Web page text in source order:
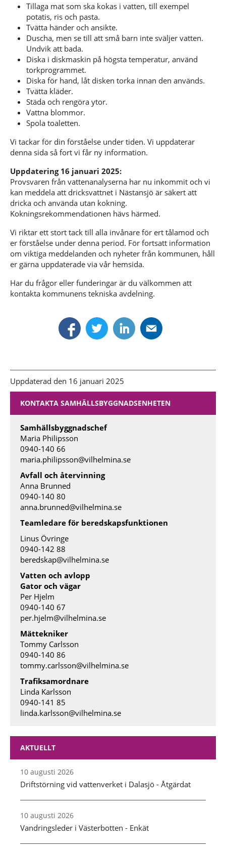
AKTUELLT
10 augusti 2026
Driftstörning vid vattenverket i Dalasjö - Åtgärdat
10 augusti 2026
Vandringsleder i Västerbotten - Enkät
Tillaga mat som ska kokas i vatten, till exempel
potatis, ris och pasta.
Tvätta händer och ansikte.
Duscha, men se till att små barn inte sväljer vatten.
Undvik att bada.
Diska i diskmaskin på högsta temperatur, använd
torkprogrammet.
Diska för hand, låt disken torka innan den används.
Tvätta kläder.
Städa och rengöra ytor.
Vattna blommor.
Spola toaletten.
Vi tackar för din förståelse under tiden. Vi uppdaterar
denna sida så fort vi får ny information.
Uppdatering 16 januari 2025:
Provsvaren från vattenanalyserna har nu inkommit och vi
kan meddela att dricksvattnet i Nästansjö är säkert att
dricka och använda utan kokning.
Kokningsrekommendationen hävs härmed.
Vi riktar ett stort tack till alla invånare för ert tålamod och
er förståelse under denna period. För fortsatt information
om viktiga meddelanden och nyheter från kommunen, håll
er gärna uppdaterade via vår hemsida.
Har du frågor eller funderingar är du välkommen att
kontakta kommunens tekniska avdelning.
Uppdaterad den 16 januari 2025
KONTAKTA SAMHÄLLSBYGGNADSENHETEN
Samhällsbyggnadschef
Maria Philipsson
0940-140 66
maria.philipsson@vilhelmina.se
Avfall och återvinning
Anna Brunned
0940-140 80
anna.brunned@vilhelmina.se
Teamledare för beredskapsfunktionen
Linus Övringe
0940-142 88
beredskap@vilhelmina.se
Vatten och avlopp
Gator och vägar
Per Hjelm
0940-140 67
per.hjelm@vilhelmina.se
Mättekniker
Tommy Carlsson
0940-140 86
tommy.carlsson@vilhelmina.se
Trafiksamordnare
Linda Karlsson
0940-141 85
linda.karlsson@vilhelmina.se